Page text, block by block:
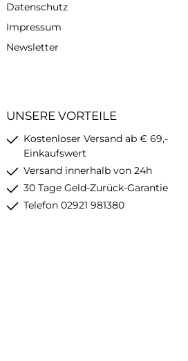
Datenschutz
Impressum
Newsletter
UNSERE VORTEILE
Kostenloser Versand ab € 69,-
Einkaufswert
Versand innerhalb von 24h
30 Tage Geld-Zurück-Garantie
Telefon 02921 981380